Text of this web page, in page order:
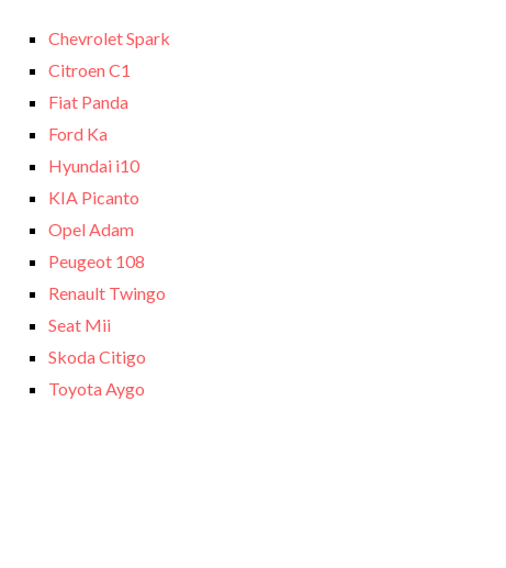
Chevrolet Spark
Citroen C1
Fiat Panda
Ford Ka
Hyundai i10
KIA Picanto
Opel Adam
Peugeot 108
Renault Twingo
Seat Mii
Skoda Citigo
Toyota Aygo